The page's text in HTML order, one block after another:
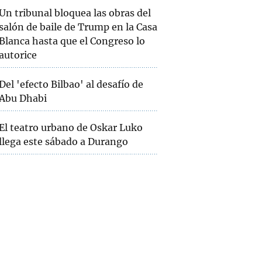
tribunal bloquea las obras del
de baile de Trump en la Casa
hasta que el Congreso lo
'efecto Bilbao' al desafío de
Dhabi
teatro urbano de Oskar Luko
este sábado a Durango